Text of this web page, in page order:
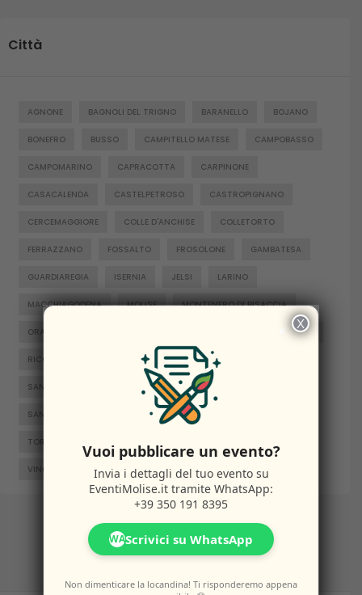
Città
AGNONE BAGNOLI DEL TRIGNO BARANELLO BOJANO
BONEFRO BUSSO CAMPITELLO MATESE CAMPOBASSO
CAMPOMARINO CAPRACOTTA CARPINONE
CASACALENDA CASTELPETROSO CASTROPIGNANO
CERCEMAGGIORE COLLE D'ANCHISE COLLETORTO
FERRAZZANO FOSSALTO FROSOLONE GAMBATESA
GUARDIAREGIA ISERNIA JELSI LARINO
MACCHIAGODENA MOLISE MONTENERO DI BISACCIA
ORATINO PIETRACATELLA
RICCIA ROCCAMANDOLFI
SAN GIACOMO DEGLI SCHIAVONI SAN MASSIMO
SANTA CROCE DI MAGLIANO SEPINO
TORELLA DEL SANNIO
VINCHIATURO
×
Vuoi pubblicare un evento?
Invia i dettagli del tuo evento su
EventiMolise.it tramite WhatsApp:
+39 350 191 8395
WAScrivici su WhatsApp
Non dimenticare la locandina! Ti risponderemo appena
X